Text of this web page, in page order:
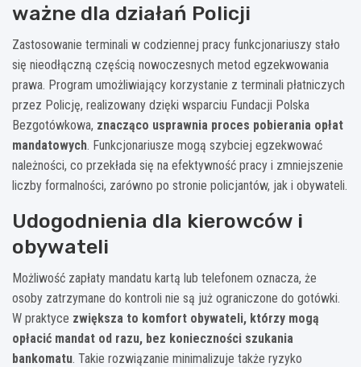
ważne dla działań Policji
Zastosowanie terminali w codziennej pracy funkcjonariuszy stało
się nieodłączną częścią nowoczesnych metod egzekwowania
prawa. Program umożliwiający korzystanie z terminali płatniczych
przez Policję, realizowany dzięki wsparciu Fundacji Polska
Bezgotówkowa, znacząco usprawnia proces pobierania opłat
mandatowych. Funkcjonariusze mogą szybciej egzekwować
należności, co przekłada się na efektywność pracy i zmniejszenie
liczby formalności, zarówno po stronie policjantów, jak i obywateli.
Udogodnienia dla kierowców i
obywateli
Możliwość zapłaty mandatu kartą lub telefonem oznacza, że
osoby zatrzymane do kontroli nie są już ograniczone do gotówki.
W praktyce zwiększa to komfort obywateli, którzy mogą
opłacić mandat od razu, bez konieczności szukania
bankomatu. Takie rozwiązanie minimalizuje także ryzyko